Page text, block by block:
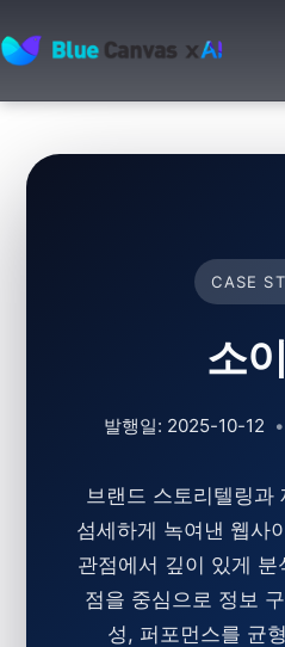
BLUECANVAS
CASE
소
발행일: 2025-10-12 •
브랜드 스토리텔링과
섬세하게 녹여낸 웹사
관점에서 깊이 있게
점을 중심으로 정보
성, 퍼포먼스를 균